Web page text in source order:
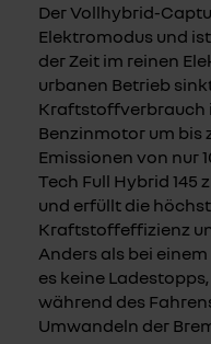
Der Vollhybrid-
Elektromodus und
der Zeit im reinen
urbanen Betrieb
Kraftstoffverbrauch
Benzinmotor um bis
Emissionen von nur
Tech Full Hybrid 145
und erfüllt die
Kraftstoffeffizienz
Anders als bei
es keine
während des
Umwandeln der